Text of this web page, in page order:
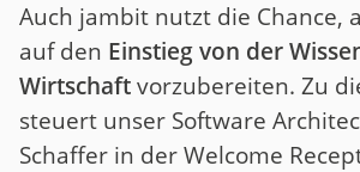
Auch jambit nutzt die Chance,
auf den Einstieg von der
Wirtschaftvorzubereiten. Zu
steuert unser Software
Schaffer in der Welcome